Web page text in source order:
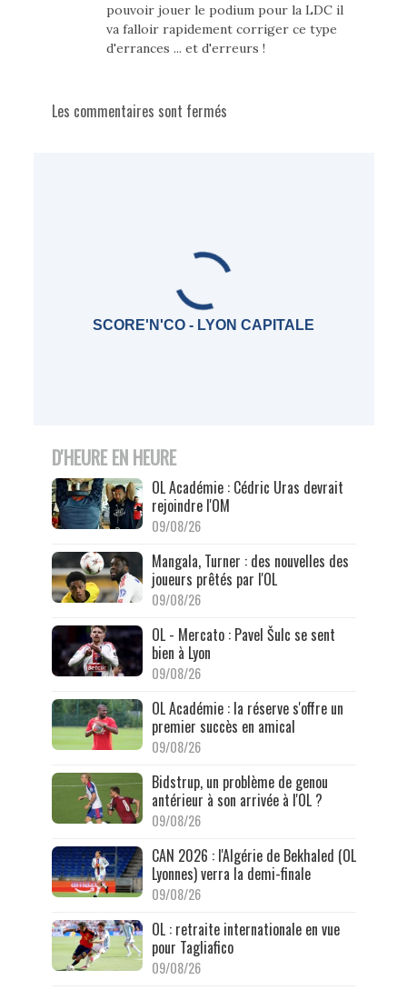
pouvoir jouer le podium pour la LDC il
va falloir rapidement corriger ce type
d'errances ... et d'erreurs !
Les commentaires sont fermés
SCORE'N'CO - LYON CAPITALE
D'HEURE EN HEURE
OL Académie : Cédric Uras devrait
rejoindre l'OM
09/08/26
Mangala, Turner : des nouvelles des
joueurs prêtés par l'OL
09/08/26
OL - Mercato : Pavel Šulc se sent
bien à Lyon
09/08/26
OL Académie : la réserve s'offre un
premier succès en amical
09/08/26
Bidstrup, un problème de genou
antérieur à son arrivée à l'OL ?
09/08/26
CAN 2026 : l'Algérie de Bekhaled (OL
Lyonnes) verra la demi-finale
09/08/26
OL : retraite internationale en vue
pour Tagliafico
09/08/26